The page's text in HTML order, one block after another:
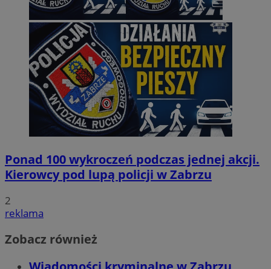
Ponad 100 wykroczeń podczas jednej akcji.
Kierowcy pod lupą policji w Zabrzu
2
reklama
Zobacz również